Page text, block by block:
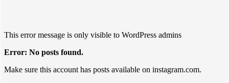
This error message is only visible to WordPress admins
Error: No posts found.
Make sure this account has posts available on instagram.com.